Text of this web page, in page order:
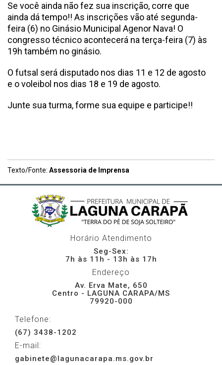
Se você ainda não fez sua inscrição, corre que
ainda dá tempo!! As inscrições vão até segunda-
feira (6) no Ginásio Municipal Agenor Nava! O
congresso técnico acontecerá na terça-feira (7) às
19h também no ginásio.
O futsal será disputado nos dias 11 e 12 de agosto
e o voleibol nos dias 18 e 19 de agosto.
Junte sua turma, forme sua equipe e participe!!
Texto/Fonte: Assessoria de Imprensa
Horário Atendimento
Seg-Sex:
7h às 11h - 13h às 17h
Endereço
Av. Erva Mate, 650
Centro - LAGUNA CARAPA/MS
79920-000
Telefone:
(67) 3438-1202
E-mail:
gabinete@lagunacarapa.ms.gov.br